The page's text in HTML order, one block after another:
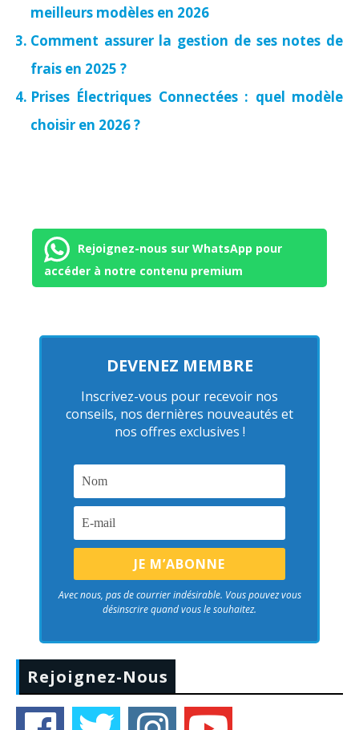
meilleurs modèles en 2026
Comment assurer la gestion de ses notes de
frais en 2025 ?
Prises Électriques Connectées : quel modèle
choisir en 2026 ?
Rejoignez-nous sur WhatsApp pour
accéder à notre contenu premium
DEVENEZ MEMBRE
Inscrivez-vous pour recevoir nos
conseils, nos dernières nouveautés et
nos offres exclusives !
Avec nous, pas de courrier indésirable. Vous pouvez vous
désinscrire quand vous le souhaitez.
Rejoignez-Nous